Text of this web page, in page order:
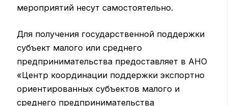
мероприятий несут самостоятельно.
Для получения государственной поддержки
субъект малого или среднего
предпринимательства предоставляет в АНО
«Центр координации поддержки экспортно
ориентированных субъектов малого и
среднего предпринимательства